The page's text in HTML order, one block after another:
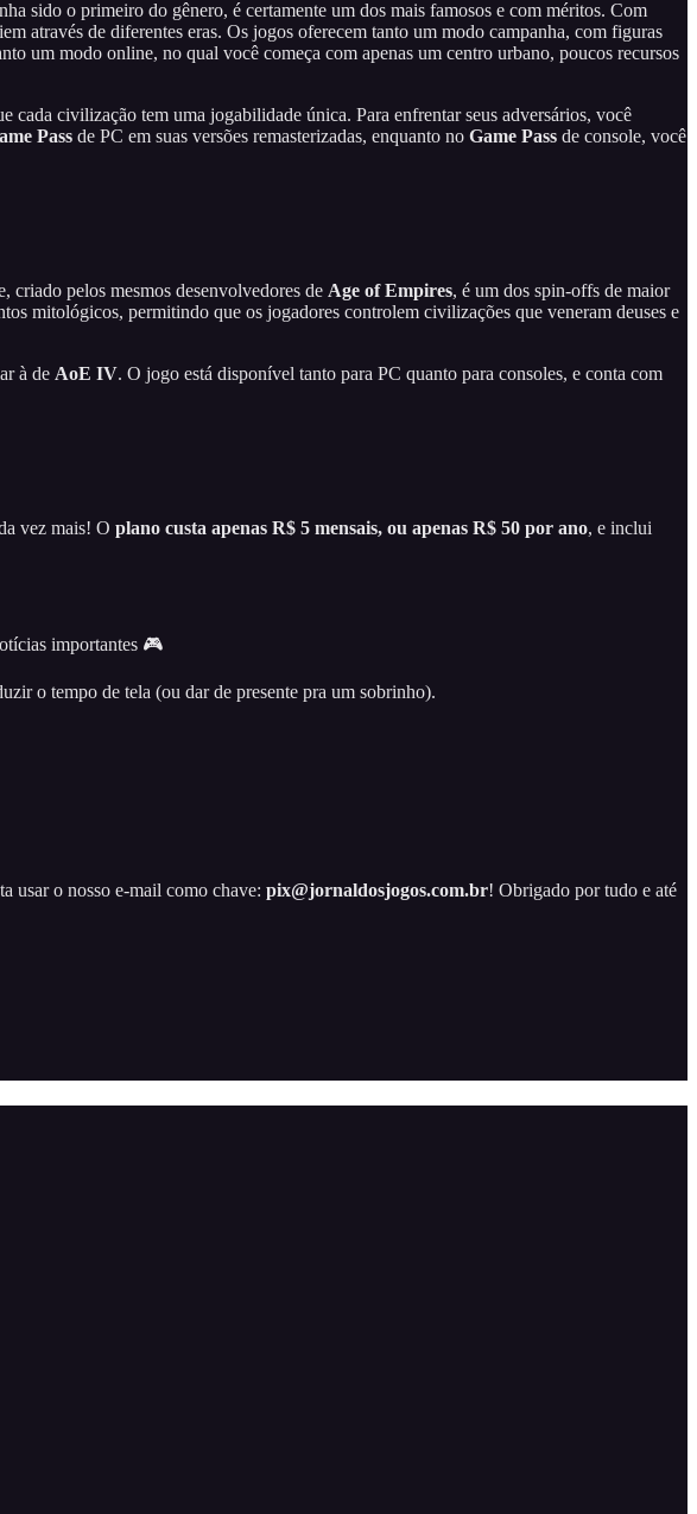
sido o primeiro do gênero, é certamente um dos mais famosos e com méritos. Com
através de diferentes eras. Os jogos oferecem tanto um modo campanha, com figuras
um modo online, no qual você começa com apenas um centro urbano, poucos recursos
civilização tem uma jogabilidade única. Para enfrentar seus adversários, você
Pass de PC em suas versões remasterizadas, enquanto no Game Pass de console, você
criado pelos mesmos desenvolvedores de Age of Empires, é um dos spin-offs de maior
mitológicos, permitindo que os jogadores controlem civilizações que veneram deuses e
à de AoE IV. O jogo está disponível tanto para PC quanto para consoles, e conta com
vez mais! O plano custa apenas R$ 5 mensais, ou apenas R$ 50 por ano, e inclui
importantes 🎮
o tempo de tela (ou dar de presente pra um sobrinho).
usar o nosso e-mail como chave: pix@jornaldosjogos.com.br! Obrigado por tudo e até